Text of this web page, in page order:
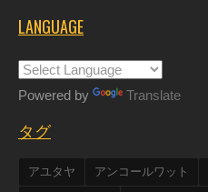
LANGUAGE
Powered by Translate
タグ
アユタヤ アンコールワット